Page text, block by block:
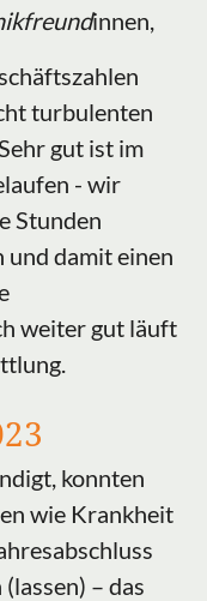
innen,
turbulenten
gut ist im
- wir
Stunden
und damit einen
weiter gut läuft
konnten
wie Krankheit
– das